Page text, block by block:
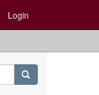
Login